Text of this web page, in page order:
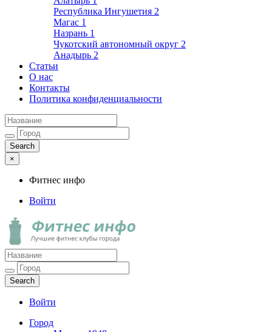
Республика Ингушетия 2
Магас 1
Назрань 1
Чукотский автономный округ 2
Анадырь 2
Статьи
О нас
Контакты
Политика конфиденциальности
×
Фитнес инфо
Войти
Фитнес инфо
Лучшие фитнес клубы города
Войти
Город